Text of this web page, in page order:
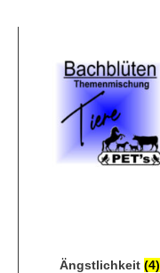
Ängstlichkeit(4)